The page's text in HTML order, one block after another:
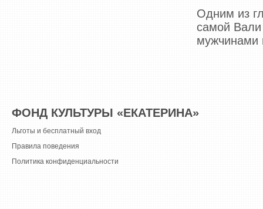
Одним из
самой Вали
мужчинами
ФОНД КУЛЬТУРЫ «ЕКАТЕРИНА»
Льготы и бесплатный вход
Правила поведения
Политика конфиденциальности